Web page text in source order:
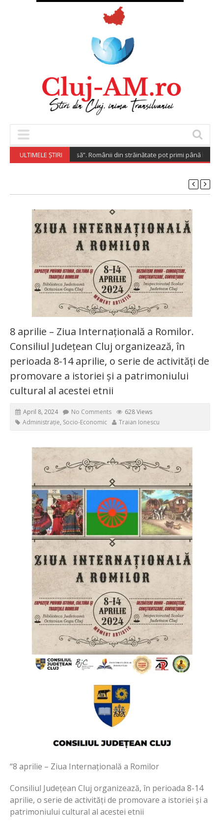
ULTIMELE ȘTIRI
Investește Acasă”. Românii din străinătate pot primi până la
8 aprilie – Ziua Internațională a Romilor.
Consiliul Județean Cluj organizează, în
perioada 8-14 aprilie, o serie de activități de
promovare a istoriei și a patrimoniului
cultural al acestei etnii
April 8, 2024 No Comments
628 Views
Administrație, Socio-Economic Traian Ionescu
“8 aprilie – Ziua Internațională a Romilor
Consiliul Județean Cluj organizează, în perioada 8-14
aprilie, o serie de activități de promovare a istoriei și a
patrimoniului cultural al acestei etnii